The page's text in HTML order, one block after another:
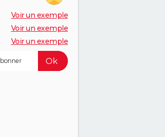
Voir un exemple
Voir un exemple
Voir un exemple